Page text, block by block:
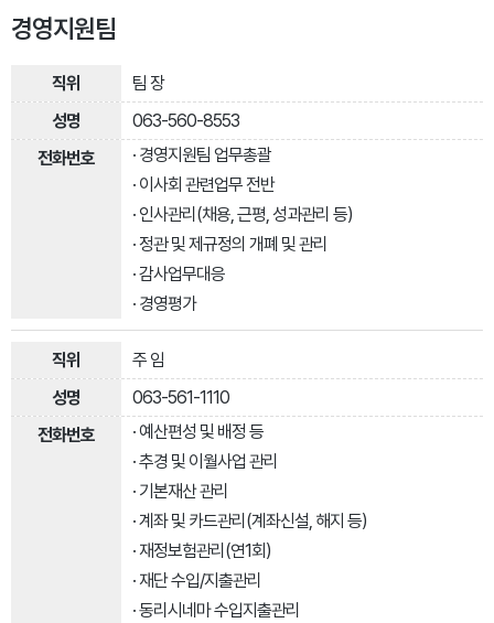
경영지원팀
팀 장
063-560-8553
· 경영지원팀 업무총괄
· 이사회 관련업무 전반
· 인사관리(채용, 근평, 성과관리 등)
· 정관 및 제규정의 개폐 및 관리
· 감사업무대응
· 경영평가
주 임
063-561-1110
· 예산편성 및 배정 등
· 추경 및 이월사업 관리
· 기본재산 관리
· 계좌 및 카드관리(계좌신설, 해지 등)
· 재정보험관리(연1회)
· 재단 수입/지출관리
· 동리시네마 수입지출관리